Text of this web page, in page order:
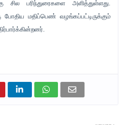
சில பரிந்துரைகளை அளித்துள்ளது.
மதிப்பெண் வழங்கப்பட்டிருக்கும்